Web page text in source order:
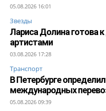
05.08.2026 16:01
Звезды
Лариса Долина готова
артистами
03.08.2026 17:28
Транспорт
В Петербурге
международных
05.08.2026 09:39